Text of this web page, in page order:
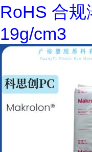
RoHS 合规
19g/cm3